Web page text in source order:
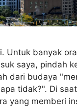
Untuk banyak
saya, pindah
dari budaya
tidak?". Di
yang memberi